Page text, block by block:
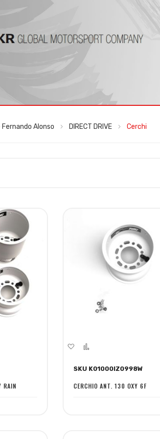
Fernando Alonso DIRECT DRIVE Cerchi
RAIN
Aggiungi
lista
desideri
confronto
SKU K01000IZ0998W
CERCHIO ANT. 130 OXY 6F